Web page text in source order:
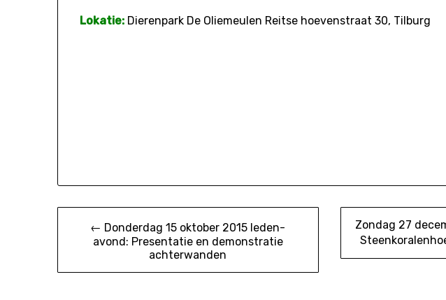
Lokatie: Dierenpark De Oliemeulen Reitse hoevenstraat 30, Tilburg
Bericht
navigatie
← Donderdag 15 oktober 2015 leden-
avond: Presentatie en demonstratie
achterwanden
Zondag 27